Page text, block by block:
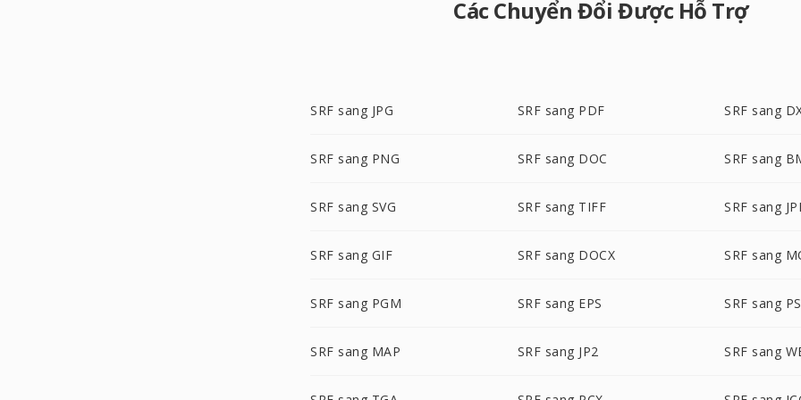
Các Chuyển Đổi Được Hỗ Trợ
SRF sang JPG SRF sang PDF SRF sang
SRF sang PNG SRF sang DOC SRF sang
SRF sang SVG SRF sang TIFF SRF sang
SRF sang GIF SRF sang DOCX SRF sang
SRF sang PGM SRF sang EPS SRF sang
SRF sang MAP SRF sang JP2 SRF sang